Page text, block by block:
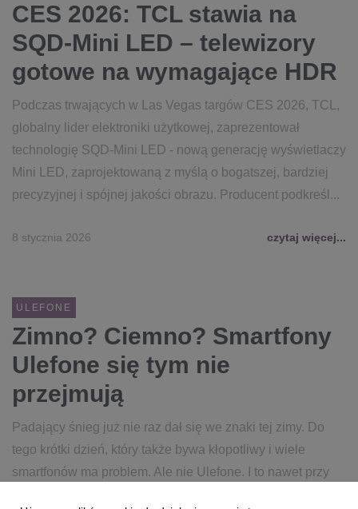
CES 2026: TCL stawia na
SQD-Mini LED – telewizory
gotowe na wymagające HDR
Podczas trwających w Las Vegas targów CES 2026, TCL,
globalny lider elektroniki użytkowej, zaprezentował
technologię SQD-Mini LED - nową generację wyświetlaczy
Mini LED, zaprojektowaną z myślą o bogatszej, bardziej
precyzyjnej i spójnej jakości obrazu. Producent podkreśl...
8 stycznia 2026 czytaj więcej...
ULEFONE
Zimno? Ciemno? Smartfony
Ulefone się tym nie
przejmują
Padający śnieg już nie raz dał się we znaki tej zimy. Do
tego krótki dzień, który także bywa kłopotliwy i wiele
smartfonów ma problem. Ale nie Ulefone. I to nawet przy